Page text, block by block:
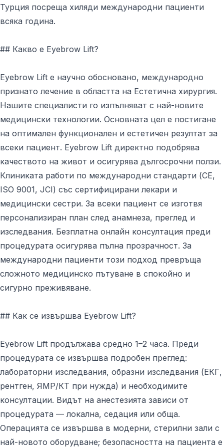
Турция посреща хиляди международни пациенти
всяка година.
## Какво е Eyebrow Lift?
Eyebrow Lift е научно обосновано, международно
признато лечение в областта на Естетична хирургия.
Нашите специалисти го изпълняват с най-новите
медицински технологии. Основната цел е постигане
на оптимален функционален и естетичен резултат за
всеки пациент. Eyebrow Lift директно подобрява
качеството на живот и осигурява дългосрочни ползи.
Клиниката работи по международни стандарти (CE,
ISO 9001, JCI) със сертифицирани лекари и
медицински сестри. За всеки пациент се изготвя
персонализиран план след анамнеза, преглед и
изследвания. Безплатна онлайн консултация преди
процедурата осигурява пълна прозрачност. За
международни пациенти този подход превръща
сложното медицинско пътуване в спокойно и
сигурно преживяване.
## Как се извършва Eyebrow Lift?
Eyebrow Lift продължава средно 1–2 часа. Преди
процедурата се извършва подробен преглед:
лабораторни изследвания, образни изследвания (ЕКГ,
рентген, ЯМР/КТ при нужда) и необходимите
консултации. Видът на анестезията зависи от
процедурата — локална, седация или обща.
Операцията се извършва в модерни, стерилни зали с
най-новото оборудване; безопасността на пациента е